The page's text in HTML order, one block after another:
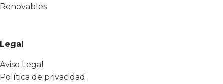
Renovables
Legal
Aviso Legal
Política de privacidad